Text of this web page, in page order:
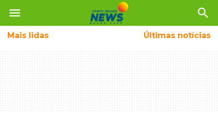
menu search
Mais lidas Últimas notícias